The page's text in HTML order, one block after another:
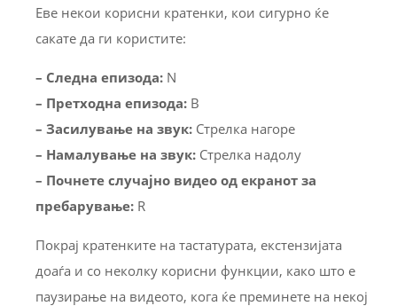
Еве некои корисни кратенки, кои сигурно ќе
сакате да ги користите:
– Следна епизода: N
– Претходна епизода: B
– Засилување на звук: Стрелка нагоре
– Намалување на звук: Стрелка надолу
– Почнете случајно видео од екранот за
пребарување: R
Покрај кратенките на тастатурата, екстензијата
доаѓа и со неколку корисни функции, како што е
паузирање на видеото, кога ќе преминете на некој